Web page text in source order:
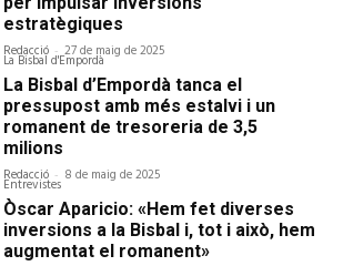
estratègiques
Redacció - 27 de maig de 2025
La Bisbal d'Empordà
La Bisbal d’Empordà tanca el
pressupost amb més estalvi i un
romanent de tresoreria de 3,5
milions
Redacció - 8 de maig de 2025
Entrevistes
Òscar Aparicio: «Hem fet diverses
inversions a la Bisbal i, tot i això, hem
augmentat el romanent»